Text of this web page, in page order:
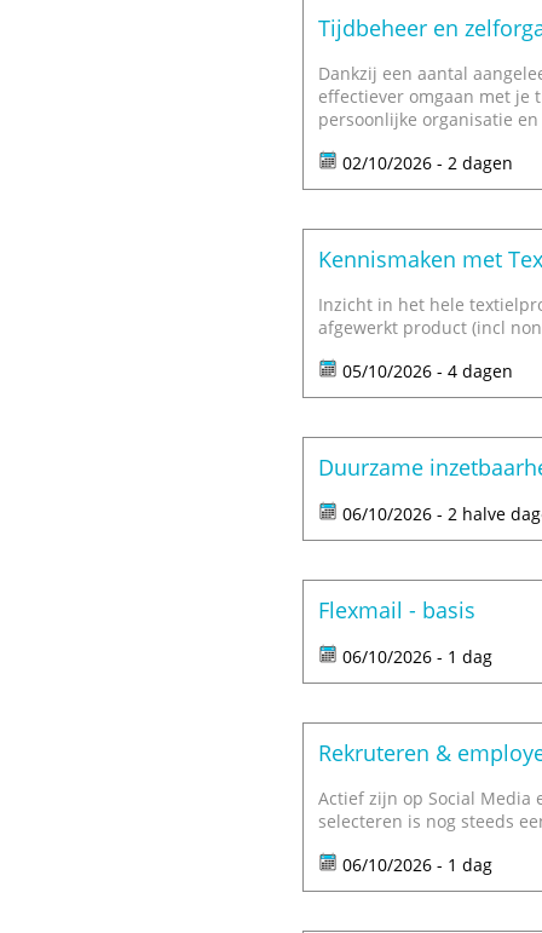
Tijdbeheer en
Dankzij een aantal
effectiever omgaan met je
persoonlijke organisatie
02/10/2026 - 2 dagen
Kennismaken met
Inzicht in het hele
afgewerkt product (incl
05/10/2026 - 4 dagen
Duurzame
06/10/2026 - 2 halve
Flexmail - basis
06/10/2026 - 1 dag
Rekruteren &
Actief zijn op Social
selecteren is nog steeds
06/10/2026 - 1 dag